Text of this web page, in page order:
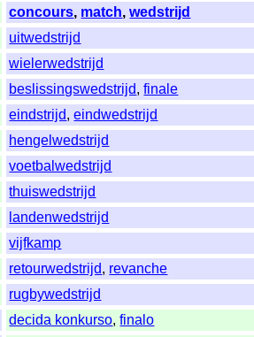
concours, match,wedstrijd
uitwedstrijd
wielerwedstrijd
beslissingswedstrijd,finale
eindstrijd,eindwedstrijd
hengelwedstrijd
voetbalwedstrijd
thuiswedstrijd
landenwedstrijd
vijfkamp
retourwedstrijd, revanche
rugbywedstrijd
decida konkurso,finalo